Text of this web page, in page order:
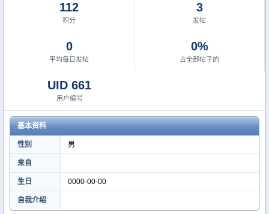
112
积分
3
发帖
0
平均每日发帖
0%
占全部帖子的
UID 661
用户编号
基本资料
性别 男
来自
生日 0000-00-00
自我介绍